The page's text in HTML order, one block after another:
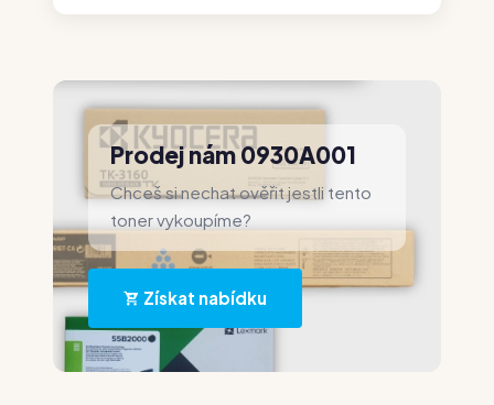
Prodej nám 0930A001
Chceš si nechat ověřit jestli tento
toner vykoupíme?
Získat nabídku